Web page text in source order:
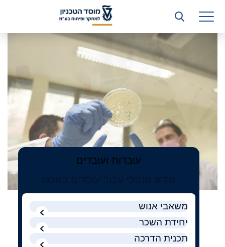
רשות המחקר
היחידה העסקית (T3)
קשרי תעשייה
ביה”ס ללימודי המשך
המכון הישראלי לטכנולוגיות ייצור חומרים
משאבי אנוש
כספים וכלכלה
מחלקת תפעול
הטכניון
למחקר
ופיתוח
בע"מ
עובדות ועובדים
משאבי אנוש
יחידת השכר
תכנית הדרכה